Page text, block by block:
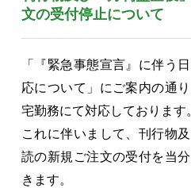
文の受付停止について
「『緊急事態宣言』に伴う
応について」にご案内の通
宅勤務にて対応しております。
これに伴いまして、刊行物
読の新規ご注文の受付を当
きます。